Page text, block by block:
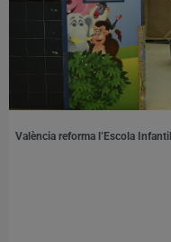
València reforma l’Escola